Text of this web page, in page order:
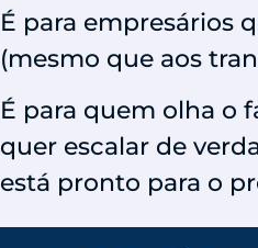
É para empresários
(mesmo que aos
É para quem olha o
quer escalar de
está pronto para o